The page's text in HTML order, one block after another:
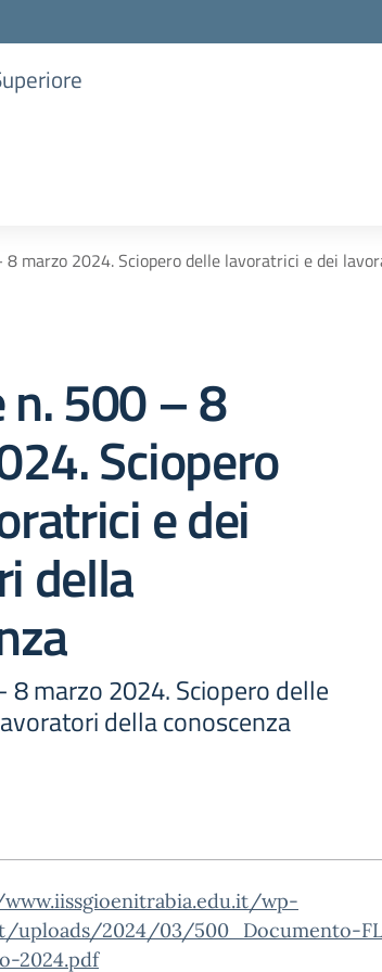
marzo 2024. Sciopero delle lavoratrici e dei
n. 500 – 8
Sciopero
e dei
della
8 marzo 2024. Sciopero delle
della conoscenza
wp-
uploads/2024/03/500_Documento-
2024.pdf